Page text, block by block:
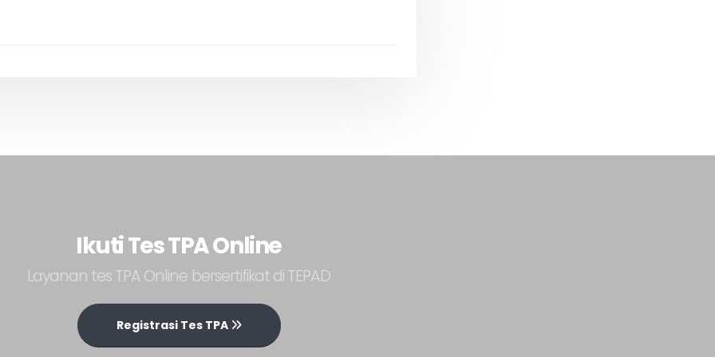
Ikuti Tes TPA Online
Layanan tes TPA Online bersertifikat di TEPAD
Registrasi Tes TPA